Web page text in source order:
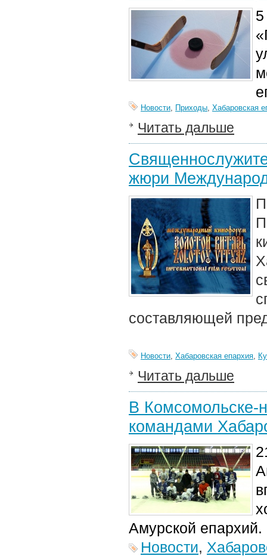
Новости, Приходы, Хабаровская
Читать дальше
жюри
составляющей
Новости, Хабаровская епархия,
Читать дальше
В Комсомольске-
командами
Амурской епархий.
Новости,